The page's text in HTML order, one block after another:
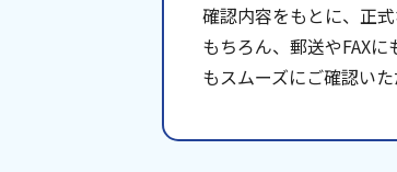
確認内容をもとに、正
もちろん、郵送やFAX
もスムーズにご確認いた